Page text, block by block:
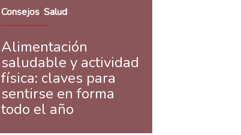
Consejos, Salud
Alimentación
saludable y actividad
física: claves para
sentirse en forma
todo el año